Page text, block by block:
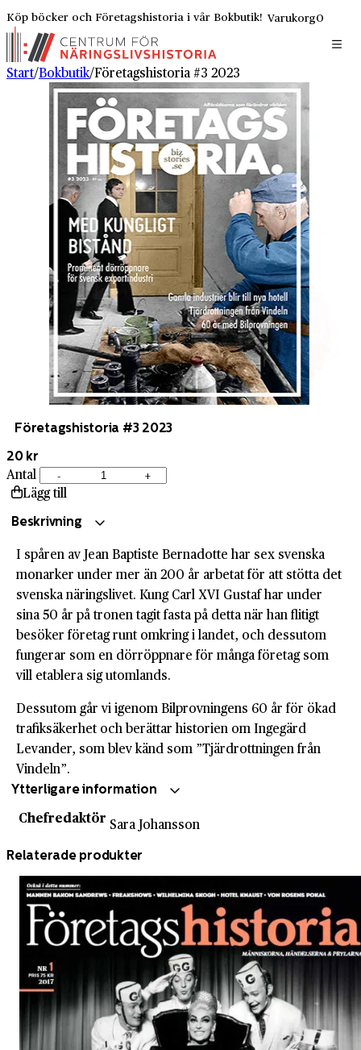
Köp böcker och Företagshistoria i vår Bokbutik! Varukorg0
Start/Bokbutik/Företagshistoria #3 2023
Företagshistoria #3 2023
20 kr
Antal -
Företagshistoria
#3
2023
+
Lägg till
Beskrivning
I spåren av Jean Baptiste Bernadotte har sex svenska
monarker under mer än 200 år arbetat för att stötta det
svenska näringslivet. Kung Carl XVI Gustaf har under
sina 50 år på tronen tagit fasta på detta när han flitigt
besöker företag runt omkring i landet, och dessutom
fungerar som en dörröppnare för många företag som
vill etablera sig utomlands.
Dessutom går vi igenom Bilprovningens 60 år för ökad
trafiksäkerhet och berättar historien om Ingegärd
Levander, som blev känd som ”Tjärdrottningen från
Vindeln”.
Ytterligare information
Chefredaktör Sara Johansson
Relaterade produkter